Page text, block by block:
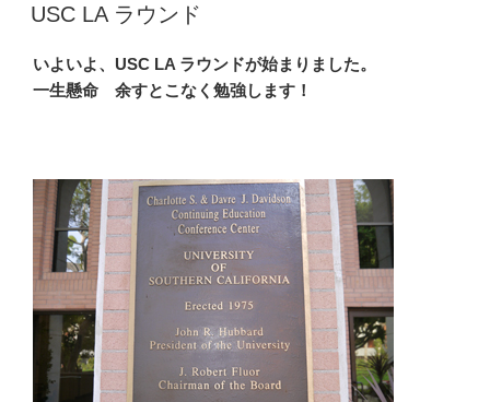
稿
日:
USC LA ラウンド
いよいよ、USC LA ラウンドが始まりました。
一生懸命 余すとこなく勉強します！